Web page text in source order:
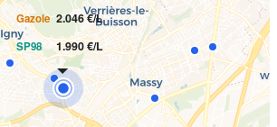
Gazole 2.046 €/L
SP98 1.990 €/L